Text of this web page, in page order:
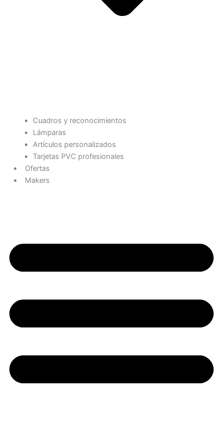
Cuadros y reconocimientos
Lámparas
Artículos personalizados
Tarjetas PVC profesionales
Ofertas
Makers